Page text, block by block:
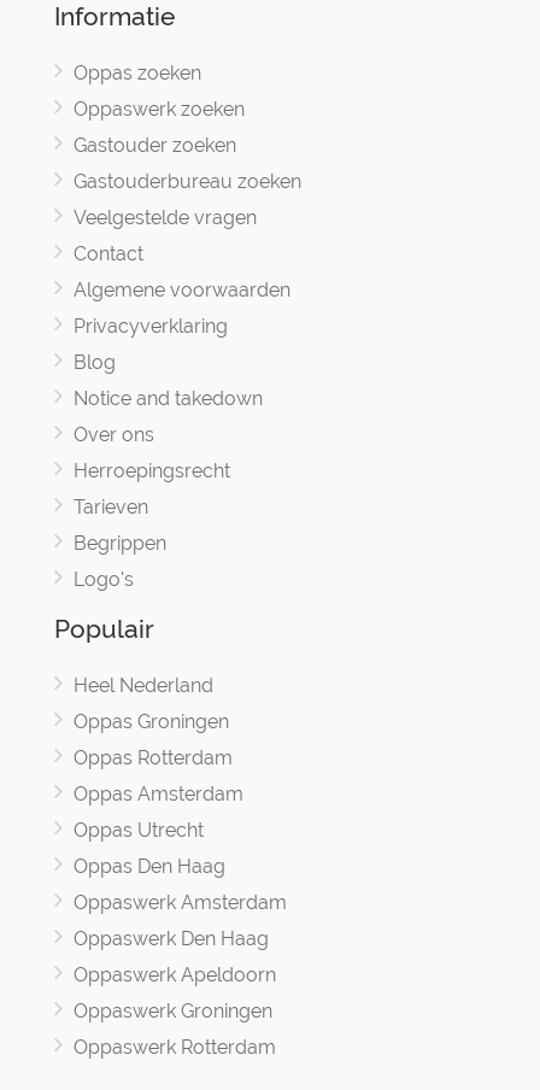
Informatie
Oppas zoeken
Oppaswerk zoeken
Gastouder zoeken
Gastouderbureau zoeken
Veelgestelde vragen
Contact
Algemene voorwaarden
Privacyverklaring
Blog
Notice and takedown
Over ons
Herroepingsrecht
Tarieven
Begrippen
Logo's
Populair
Heel Nederland
Oppas Groningen
Oppas Rotterdam
Oppas Amsterdam
Oppas Utrecht
Oppas Den Haag
Oppaswerk Amsterdam
Oppaswerk Den Haag
Oppaswerk Apeldoorn
Oppaswerk Groningen
Oppaswerk Rotterdam